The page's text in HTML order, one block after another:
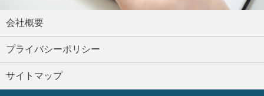
会社概要
プライバシーポリシー
サイトマップ